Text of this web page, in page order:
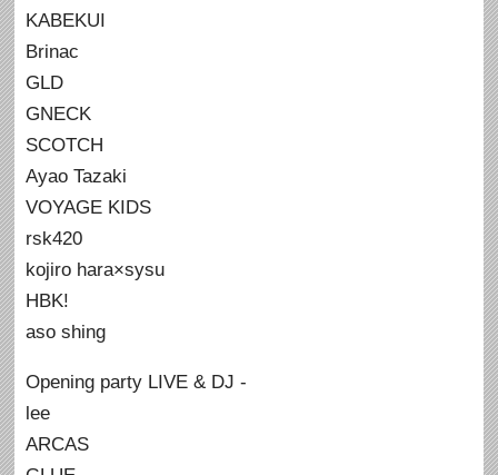
KABEKUI
Brinac
GLD
GNECK
SCOTCH
Ayao Tazaki
VOYAGE KIDS
rsk420
kojiro hara×sysu
HBK!
aso shing
Opening party LIVE & DJ -
lee
ARCAS